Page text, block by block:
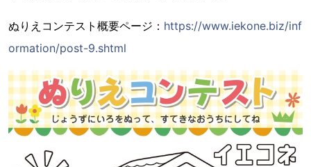
ぬりえコンテスト概要ページ： https://www.iekone.biz/inf
ormation/post-9.shtml